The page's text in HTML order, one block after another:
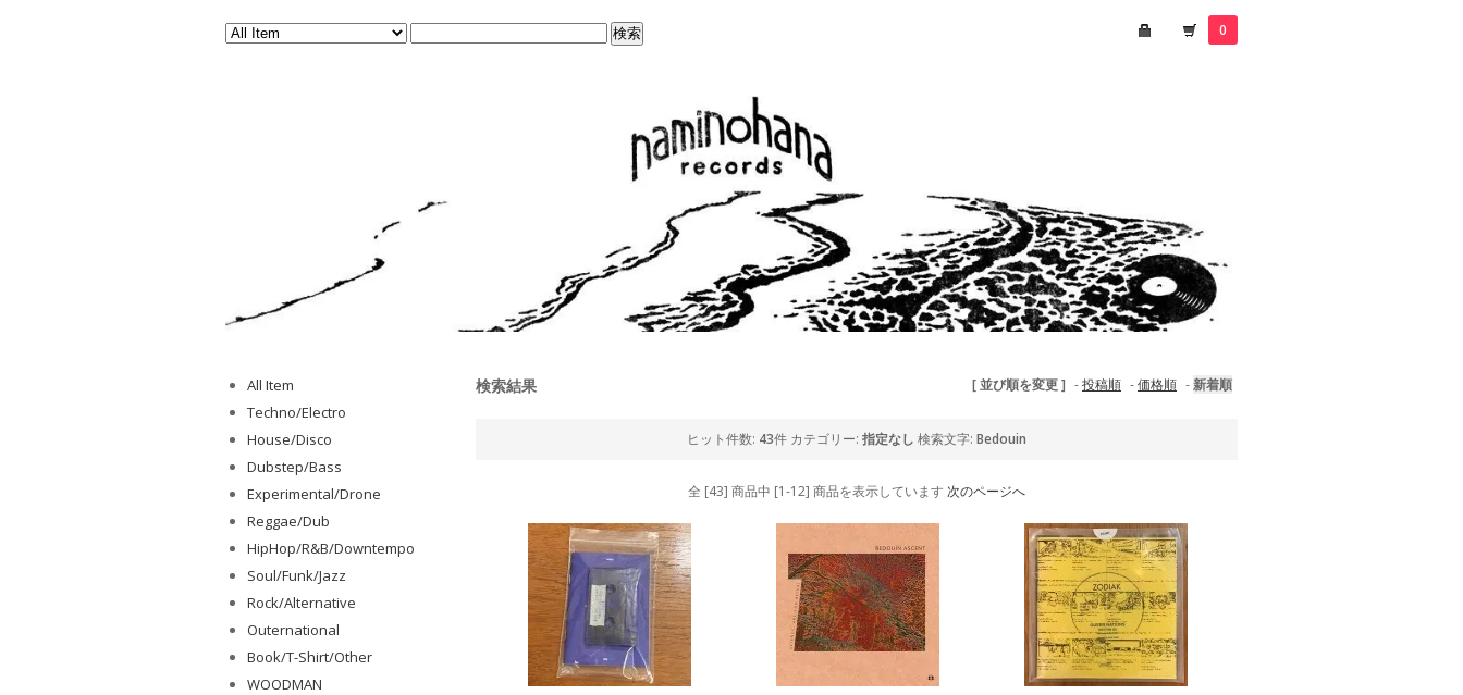
0
[ 並び順を変更 ] -投稿順 -価格順 -新着順
検索結果
ヒット件数: 43件 カテゴリー: 指定なし 検索文字: Bedouin
全 [43] 商品中 [1-12] 商品を表示しています 次のページへ
All Item
Techno/Electro
House/Disco
Dubstep/Bass
Experimental/Drone
Reggae/Dub
HipHop/R&B/Downtempo
Soul/Funk/Jazz
Rock/Alternative
Outernational
Book/T-Shirt/Other
WOODMAN